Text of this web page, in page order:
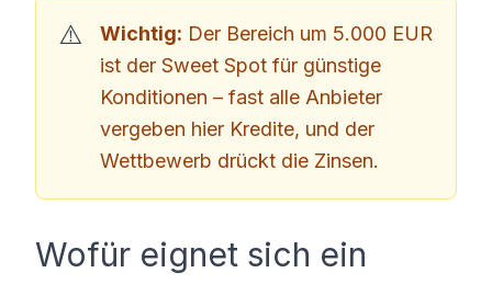
Wichtig: Der Bereich um 5.000 EUR
ist der Sweet Spot für günstige
Konditionen – fast alle Anbieter
vergeben hier Kredite, und der
Wettbewerb drückt die Zinsen.
Wofür eignet sich ein